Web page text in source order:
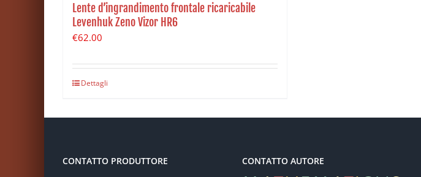
Lente d’ingrandimento frontale ricaricabile
Levenhuk Zeno Vizor HR6
€62.00
Dettagli
CONTATTO PRODUTTORE CONTATTO AUTORE